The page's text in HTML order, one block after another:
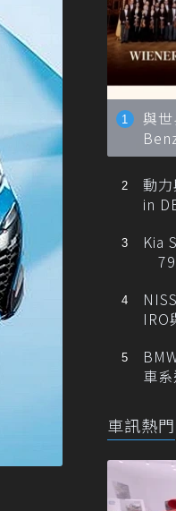
與
也
動
in
Kia
IRO
車
車訊熱門